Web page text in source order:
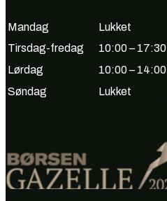
Mandag
Lukket
Tirsdag-fredag
10:00 – 17:30
Lørdag
10:00 – 14:00
Søndag
Lukket